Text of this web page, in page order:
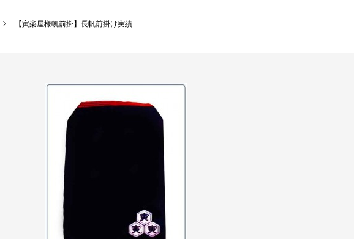
【寅楽屋様帆前掛】長帆前掛け実績